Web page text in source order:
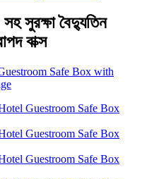
সুরক্ষা বৈদ্যুতিন
বাক্স